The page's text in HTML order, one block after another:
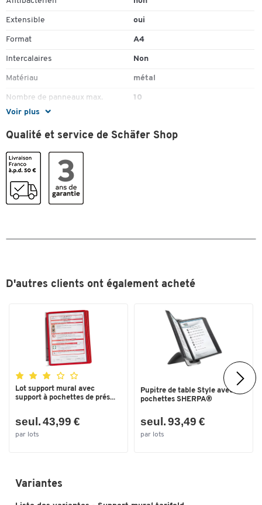
Voir plus
Extensible oui
Format A4
Intercalaires Non
Matériau métal
Nombre de panneaux max. 10
Type
Couleurs
Coloris
Qualité et service de Schäfer Shop
D'autres clients ont également acheté
Lot support mural avec
support à pochettes de prés...
seul. 43,99 €
par lots
Pupitre de table Style avec 10
pochettes SHERPA®
seul. 93,49 €
par lots
Variantes
Toucher deux fois pour zoomer